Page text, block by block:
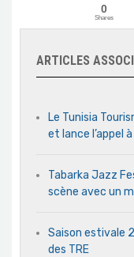
0
Shares
ARTICLES
Le Tunisia
et lance l’appel
Tabarka Jazz
scène avec un
Saison estivale
des TRE